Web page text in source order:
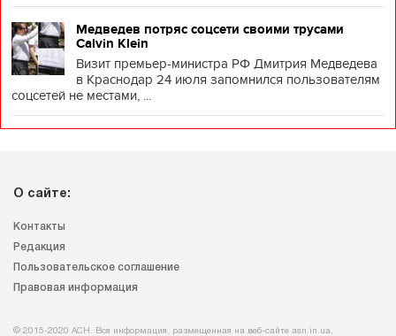
Медведев потряс соцсети своими трусами
Calvin Klein
Визит премьер-министра РФ Дмитрия Медведева
в Краснодар 24 июля запомнился пользователям
соцсетей не местами, ...
О сайте:
Контакты
Редакция
Пользовательское соглашение
Правовая информация
© 2015-2020 АСН. Вся информация, размещенная на веб-сайте asn.in.ua,